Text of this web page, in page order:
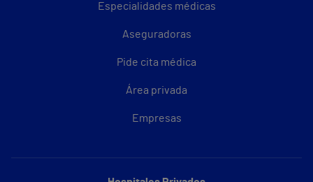
Especialidades médicas
Aseguradoras
Pide cita médica
Área privada
Empresas